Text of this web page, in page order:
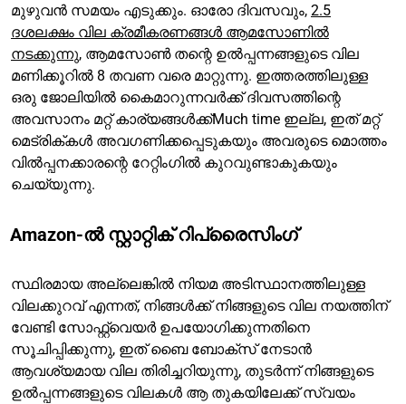
മുഴുവൻ സമയം എടുക്കും. ഓരോ ദിവസവും, 2.5
ദശലക്ഷം വില ക്രമീകരണങ്ങൾ ആമസോണിൽ
നടക്കുന്നു, ആമസോൺ തന്റെ ഉൽപ്പന്നങ്ങളുടെ വില
മണിക്കൂറിൽ 8 തവണ വരെ മാറ്റുന്നു. ഇത്തരത്തിലുള്ള
ഒരു ജോലിയിൽ കൈമാറുന്നവർക്ക് ദിവസത്തിന്റെ
അവസാനം മറ്റ് കാര്യങ്ങൾക്ക്Much time ഇല്ല, ഇത് മറ്റ്
മെട്രിക്‌കൾ അവഗണിക്കപ്പെടുകയും അവരുടെ മൊത്തം
വിൽപ്പനക്കാരന്റെ റേറ്റിംഗിൽ കുറവുണ്ടാകുകയും
ചെയ്യുന്നു.
Amazon-ൽ സ്റ്റാറ്റിക് റിപ്രൈസിംഗ്
സ്ഥിരമായ അല്ലെങ്കിൽ നിയമ അടിസ്ഥാനത്തിലുള്ള
വിലക്കുറവ് എന്നത്, നിങ്ങൾക്ക് നിങ്ങളുടെ വില നയത്തിന്
വേണ്ടി സോഫ്റ്റ്‌വെയർ ഉപയോഗിക്കുന്നതിനെ
സൂചിപ്പിക്കുന്നു, ഇത് ബൈ ബോക്സ് നേടാൻ
ആവശ്യമായ വില തിരിച്ചറിയുന്നു, തുടർന്ന് നിങ്ങളുടെ
ഉൽപ്പന്നങ്ങളുടെ വിലകൾ ആ തുകയിലേക്ക് സ്വയം